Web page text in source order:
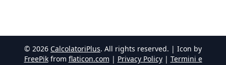
© 2026 CalcolatoriPlus. All rights reserved. | Icon by
FreePik from flaticon.com | Privacy Policy| Termini e